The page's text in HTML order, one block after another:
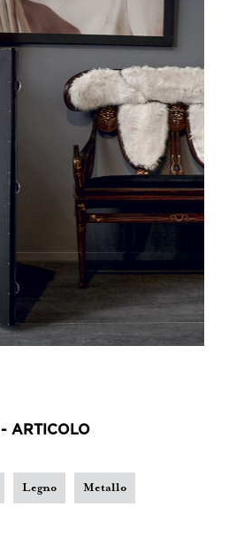
- ARTICOLO
Legno Metallo